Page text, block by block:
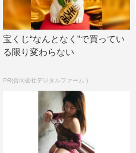
宝くじ“なんとなく”で買ってい
る限り変わらない
PR(合同会社デジタルファーム )